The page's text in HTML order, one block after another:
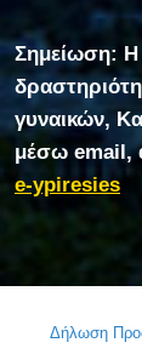
Σημείωση: Η
γυναικών,
μέσω email,
e-ypiresies
Δήλωση